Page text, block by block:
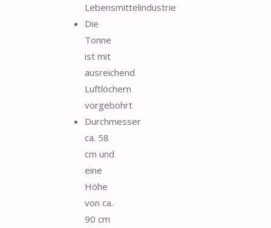
Lebensmittelindustrie
Die
Tonne
ist mit
ausreichend
Luftlöchern
vorgebohrt
Durchmesser
ca. 58
cm und
eine
Höhe
von ca.
90 cm